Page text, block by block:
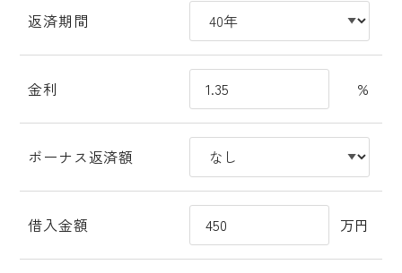
返済期間
金利 %
ボーナス返済額
借入金額 万円